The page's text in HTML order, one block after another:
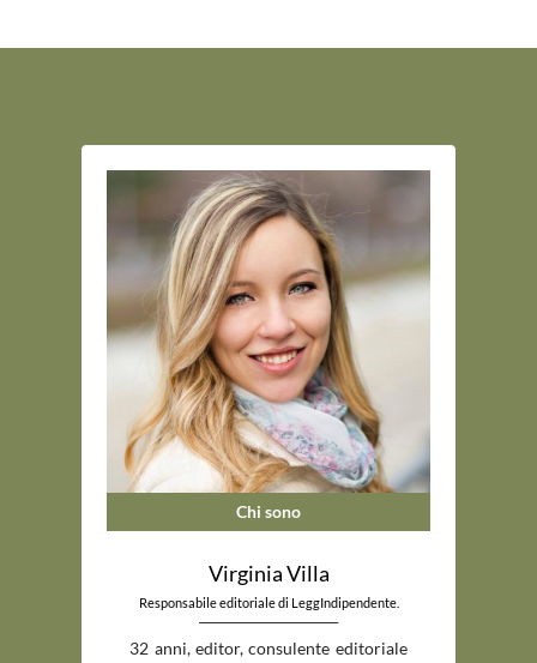
Chi sono
Virginia Villa
Responsabile editoriale di LeggIndipendente.
_____________________________
32 anni, editor, consulente editoriale